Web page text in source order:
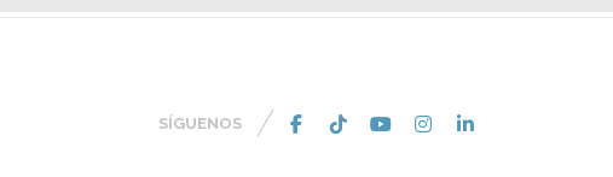
SÍGUENOS